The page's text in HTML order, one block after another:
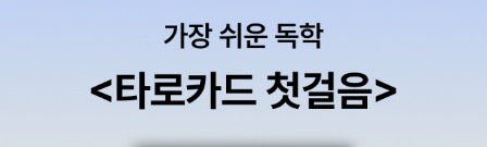
숨가빠하며 담위로 오르던 바로 그 사람들일 테니까. 앞으로도 영원
히. * 문과의 우연한 만남을 갖게 되면서 친해지고 관심이 생기는데
아마도 이런 게 첫사랑이 아닐까? * 14살 사춘기 소녀 구스타프는 삶
​​​​​#사랑이반짝#라라쉬츠작#전은경옮김#사춘기청
소년기#라임청소년문학#라임 출판사로부터 도서만을 제공받아 활